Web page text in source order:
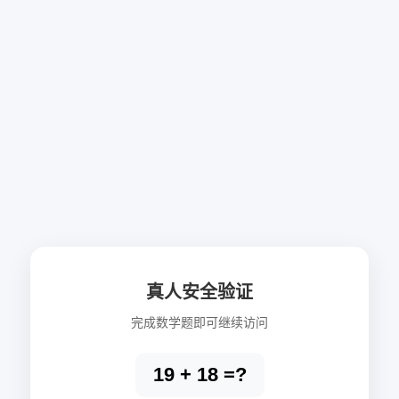
真人安全验证
完成数学题即可继续访问
19 + 18 =?